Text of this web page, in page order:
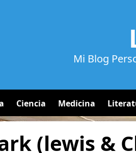
Mi Blog
Ciencia Medicina
(lewis &